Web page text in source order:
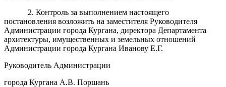
2. Контроль за выполнением настоящего
постановления возложить на заместителя Руководителя
Администрации города Кургана, директора Департамента
архитектуры, имущественных и земельных отношений
Администрации города Кургана Иванову Е.Г.
Руководитель Администрации
города Кургана А.В. Поршань